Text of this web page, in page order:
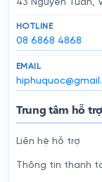
43 Nguyễn Tuân,
HOTLINE
08 6868 4868
EMAIL
Trung tâm hỗ trợ
Liên hệ hỗ trợ
Thông tin thanh